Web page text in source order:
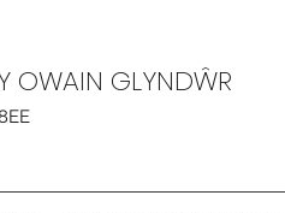
OWAIN GLYNDŴR